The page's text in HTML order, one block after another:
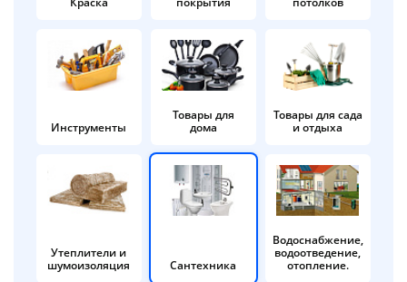
Инструменты
Товары для
дома
Товары для сада
и отдыха
Утеплители и
шумоизоляция
Сантехника
Водоснабжение,
водоотведение,
отопление.
в корзину
Оплачивайте сегодня только
25% картой любого банка
Получайте товар
выбранный способом
Оставшиеся
% будут